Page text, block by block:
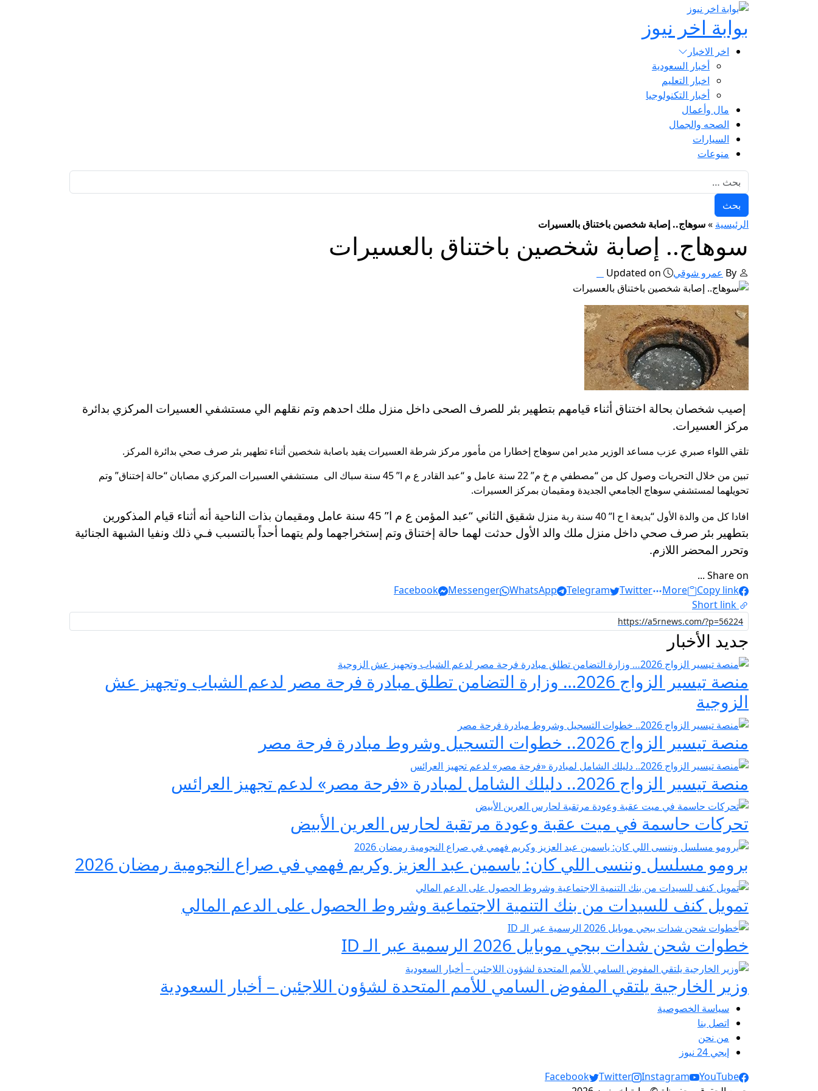
بوابة اخر نيوز
اخر الاخبار
أخبار السعودية
اخبار التعليم
أخبار التكنولوجيا
مال وأعمال
الصحه والجمال
السيارات
منوعات
الرئيسية »سوهاج.. إصابة شخصين باختناق بالعسيرات
سوهاج.. إصابة شخصين باختناق بالعسيرات
By عمرو شوقي Updated on
إصيب شخصان بحالة اختناق أثناء قيامهم بتطهير بئر للصرف الصحى داخل منزل ملك احدهم وتم نقلهم الي مستشفي العسيرات المركزي بدائرة
مركز العسيرات.
تلقي اللواء صبري عزب مساعد الوزير مدير امن سوهاج إخطارا من مأمور مركز شرطة العسيرات يفيد باصابة شخصين أثناء تطهير بئر صرف صحي بدائرة المركز.
تبين من خلال التحريات وصول كل من “مصطفي م خ م” 22 سنة عامل و “عبد القادر ع م ا” 45 سنة سباك الى مستشفي العسيرات المركزي مصابان “حالة إختناق” وتم
تحويلهما لمستشفي سوهاج الجامعي الجديدة ومقيمان بمركز العسيرات.
افادا كل من والدة الأول “بديعة ا ح ا” 40 سنة ربة منزل
شقيق الثاني “عبد المؤمن ع م ا” 45 سنة عامل ومقيمان بذات الناحية أنه أثناء قيام المذكورين
بتطهير بئر صرف صحي داخل منزل ملك والد الأول حدثت لهما حالة إختناق وتم إستخراجهما ولم يتهما أحداً بالتسبب فـي ذلك ونفيا الشبهة الجنائية
وتحرر المحضر اللازم.
Share on ...
Facebook
Messenger WhatsApp Telegram Twitter More
Copy link
Short link
جديد الأخبار
منصة تيسير الزواج 2026… وزارة التضامن تطلق مبادرة فرحة مصر لدعم الشباب وتجهيز عش
الزوجية
منصة تيسير الزواج 2026.. خطوات التسجيل وشروط مبادرة فرحة مصر
منصة تيسير الزواج 2026.. دليلك الشامل لمبادرة «فرحة مصر» لدعم تجهيز العرائس
تحركات حاسمة في ميت عقبة وعودة مرتقبة لحارس العرين الأبيض
برومو مسلسل وننسى اللي كان: ياسمين عبد العزيز وكريم فهمي في صراع النجومية رمضان 2026
تمويل كنف للسيدات من بنك التنمية الاجتماعية وشروط الحصول على الدعم المالي
خطوات شحن شدات ببجي موبايل 2026 الرسمية عبر الـ ID
وزير الخارجية يلتقي المفوض السامي للأمم المتحدة لشؤون اللاجئين – أخبار السعودية
سياسة الخصوصية
اتصل بنا
من نحن
إيجي 24 نيوز
Social Links
Facebook Twitter Instagram
YouTube